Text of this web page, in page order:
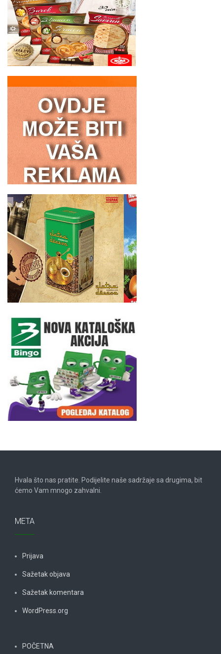
Hvala što nas pratite. Podijelite naše sadržaje sa drugima, bit
ćemo Vam mnogo zahvalni.
META
Prijava
Sažetak objava
Sažetak komentara
WordPress.org
POČETNA